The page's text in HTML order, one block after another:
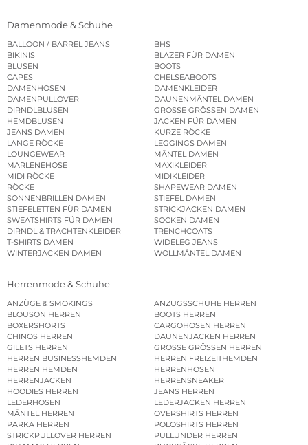
Damenmode & Schuhe
BALLOON / BARREL JEANS
BHS
BIKINIS
BLAZER FÜR DAMEN
BLUSEN
BOOTS
CAPES
CHELSEABOOTS
DAMENHOSEN
DAMENKLEIDER
DAMENPULLOVER
DAUNENMÄNTEL DAMEN
DIRNDLBLUSEN
GROSSE GRÖSSEN DAMEN
HEMDBLUSEN
JACKEN FÜR DAMEN
JEANS DAMEN
KURZE RÖCKE
LANGE RÖCKE
LEGGINGS DAMEN
LOUNGEWEAR
MÄNTEL DAMEN
MARLENEHOSE
MAXIKLEIDER
MIDI RÖCKE
MIDIKLEIDER
RÖCKE
SHAPEWEAR DAMEN
SONNENBRILLEN DAMEN
STIEFEL DAMEN
STIEFELETTEN FÜR DAMEN
STRICKJACKEN DAMEN
SWEATSHIRTS FÜR DAMEN
SOCKEN DAMEN
DIRNDL & TRACHTENKLEIDER
TRENCHCOATS
T-SHIRTS DAMEN
WIDELEG JEANS
WINTERJACKEN DAMEN
WOLLMÄNTEL DAMEN
Herrenmode & Schuhe
ANZÜGE & SMOKINGS
ANZUGSSCHUHE HERREN
BLOUSON HERREN
BOOTS HERREN
BOXERSHORTS
CARGOHOSEN HERREN
CHINOS HERREN
DAUNENJACKEN HERREN
GILETS HERREN
GROSSE GRÖSSEN HERREN
HERREN BUSINESSHEMDEN
HERREN FREIZEITHEMDEN
HERREN HEMDEN
HERRENHOSEN
HERRENJACKEN
HERRENSNEAKER
HOODIES HERREN
JEANS HERREN
LEDERHOSEN
LEDERJACKEN HERREN
MÄNTEL HERREN
OVERSHIRTS HERREN
PARKA HERREN
POLOSHIRTS HERREN
STRICKPULLOVER HERREN
PULLUNDER HERREN